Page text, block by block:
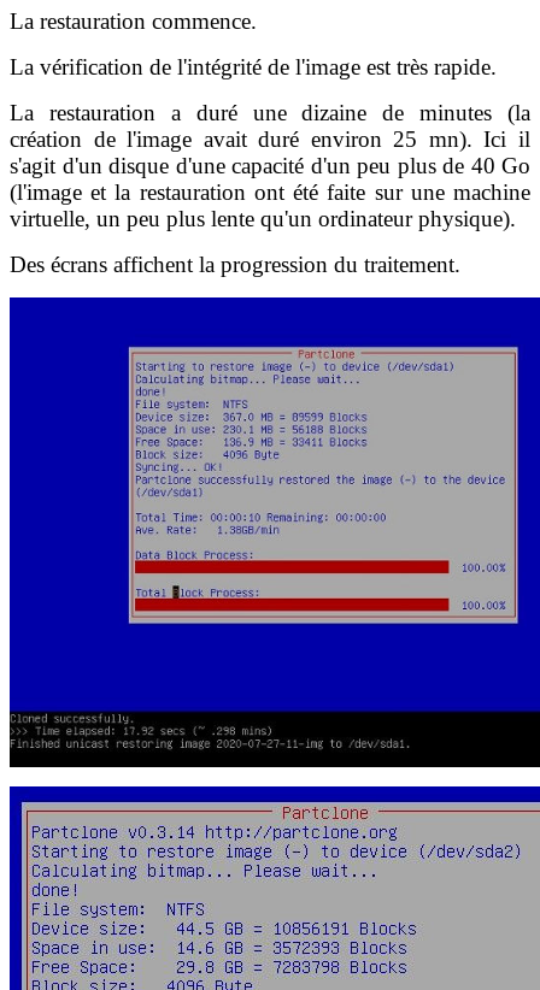
La restauration commence.
La vérification de l'intégrité de l'image est très rapide.
La restauration a duré une dizaine de minutes (la
création de l'image avait duré environ 25 mn). Ici il
s'agit d'un disque d'une capacité d'un peu plus de 40 Go
(l'image et la restauration ont été faite sur une machine
virtuelle, un peu plus lente qu'un ordinateur physique).
Des écrans affichent la progression du traitement.